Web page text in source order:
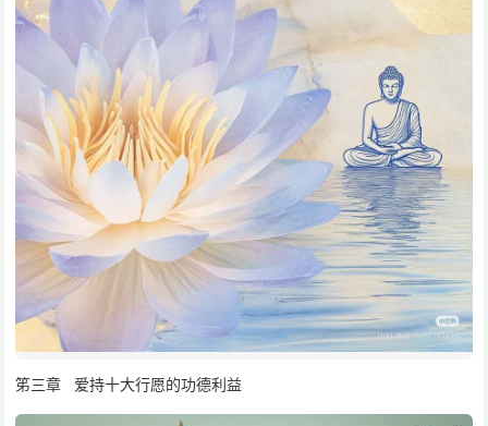
笫三章 爱持十大行愿的功德利益